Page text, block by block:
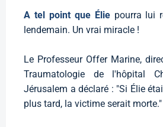
A tel point que Élie pourra lui
lendemain. Un vrai miracle !
Le Professeur Offer Marine,
Traumatologie de l'hôpital
Jérusalem a déclaré : "Si Élie
plus tard, la victime serait morte."